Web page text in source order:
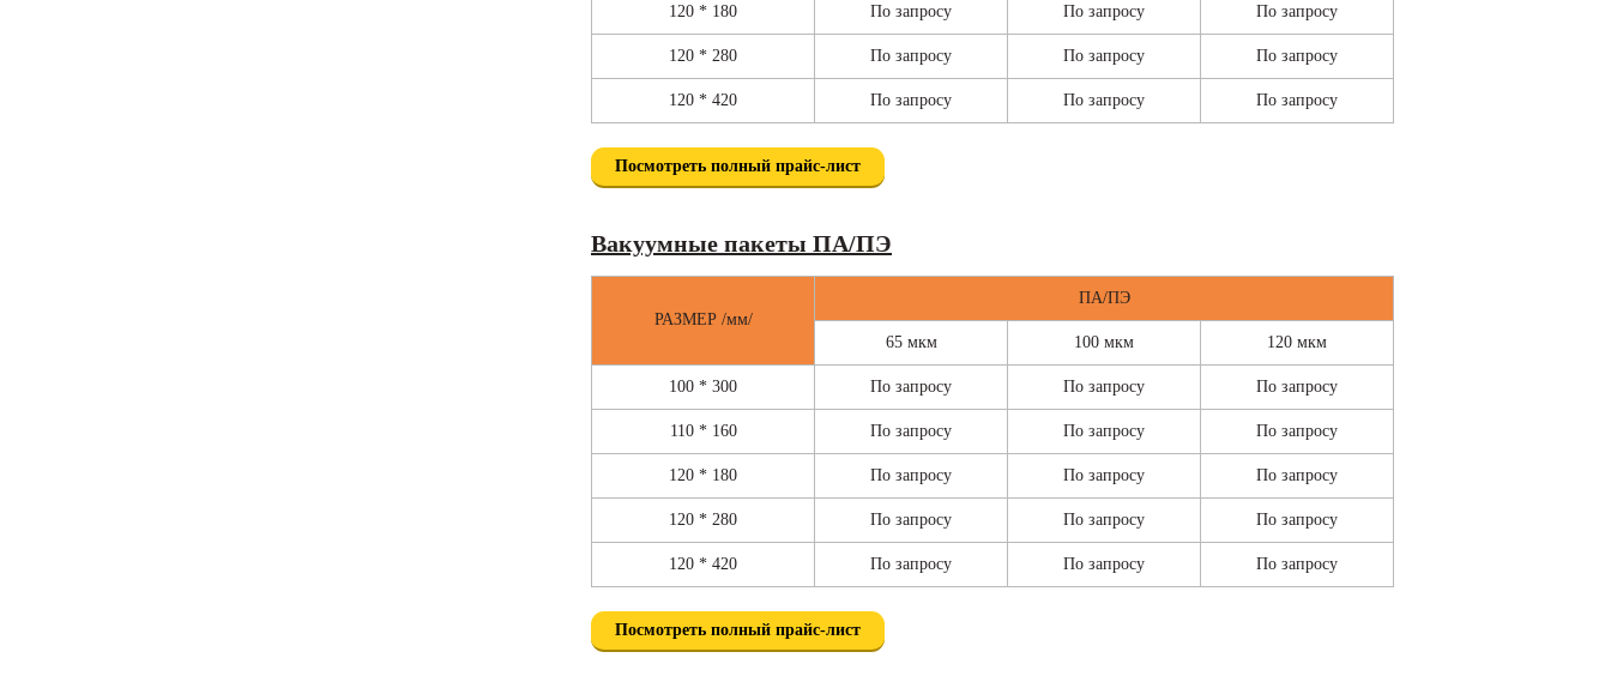
120 * 180 По запросу По запросу По запросу
120 * 280 По запросу По запросу По запросу
120 * 420 По запросу По запросу По запросу
Посмотреть полный прайс-лист
Вакуумные пакеты ПА/ПЭ
РАЗМЕР /мм/
ПА/ПЭ
65 мкм 100 мкм 120 мкм
100 * 300 По запросу По запросу По запросу
110 * 160 По запросу По запросу По запросу
120 * 180 По запросу По запросу По запросу
120 * 280 По запросу По запросу По запросу
120 * 420 По запросу По запросу По запросу
Посмотреть полный прайс-лист